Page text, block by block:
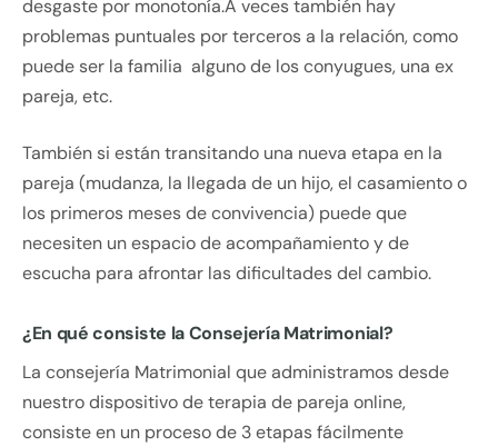
desgaste por monotonía.A veces también hay
problemas puntuales por terceros a la relación, como
puede ser la familia alguno de los conyugues, una ex
pareja, etc.
También si están transitando una nueva etapa en la
pareja (mudanza, la llegada de un hijo, el casamiento o
los primeros meses de convivencia) puede que
necesiten un espacio de acompañamiento y de
escucha para afrontar las dificultades del cambio.
¿En qué consiste la Consejería Matrimonial?
La consejería Matrimonial que administramos desde
nuestro dispositivo de terapia de pareja online,
consiste en un proceso de 3 etapas fácilmente